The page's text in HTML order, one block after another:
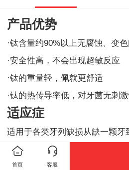
产品优势
·钛含量约90%以上无腐蚀、变
·安全性高，不会出现超敏反应
·钛的重量轻，佩就更舒适
·钛的热传导率低，对牙菌无刺
适应症
适用于各类牙列缺损从缺一颗牙
游离端缺失的患者
首页 客服